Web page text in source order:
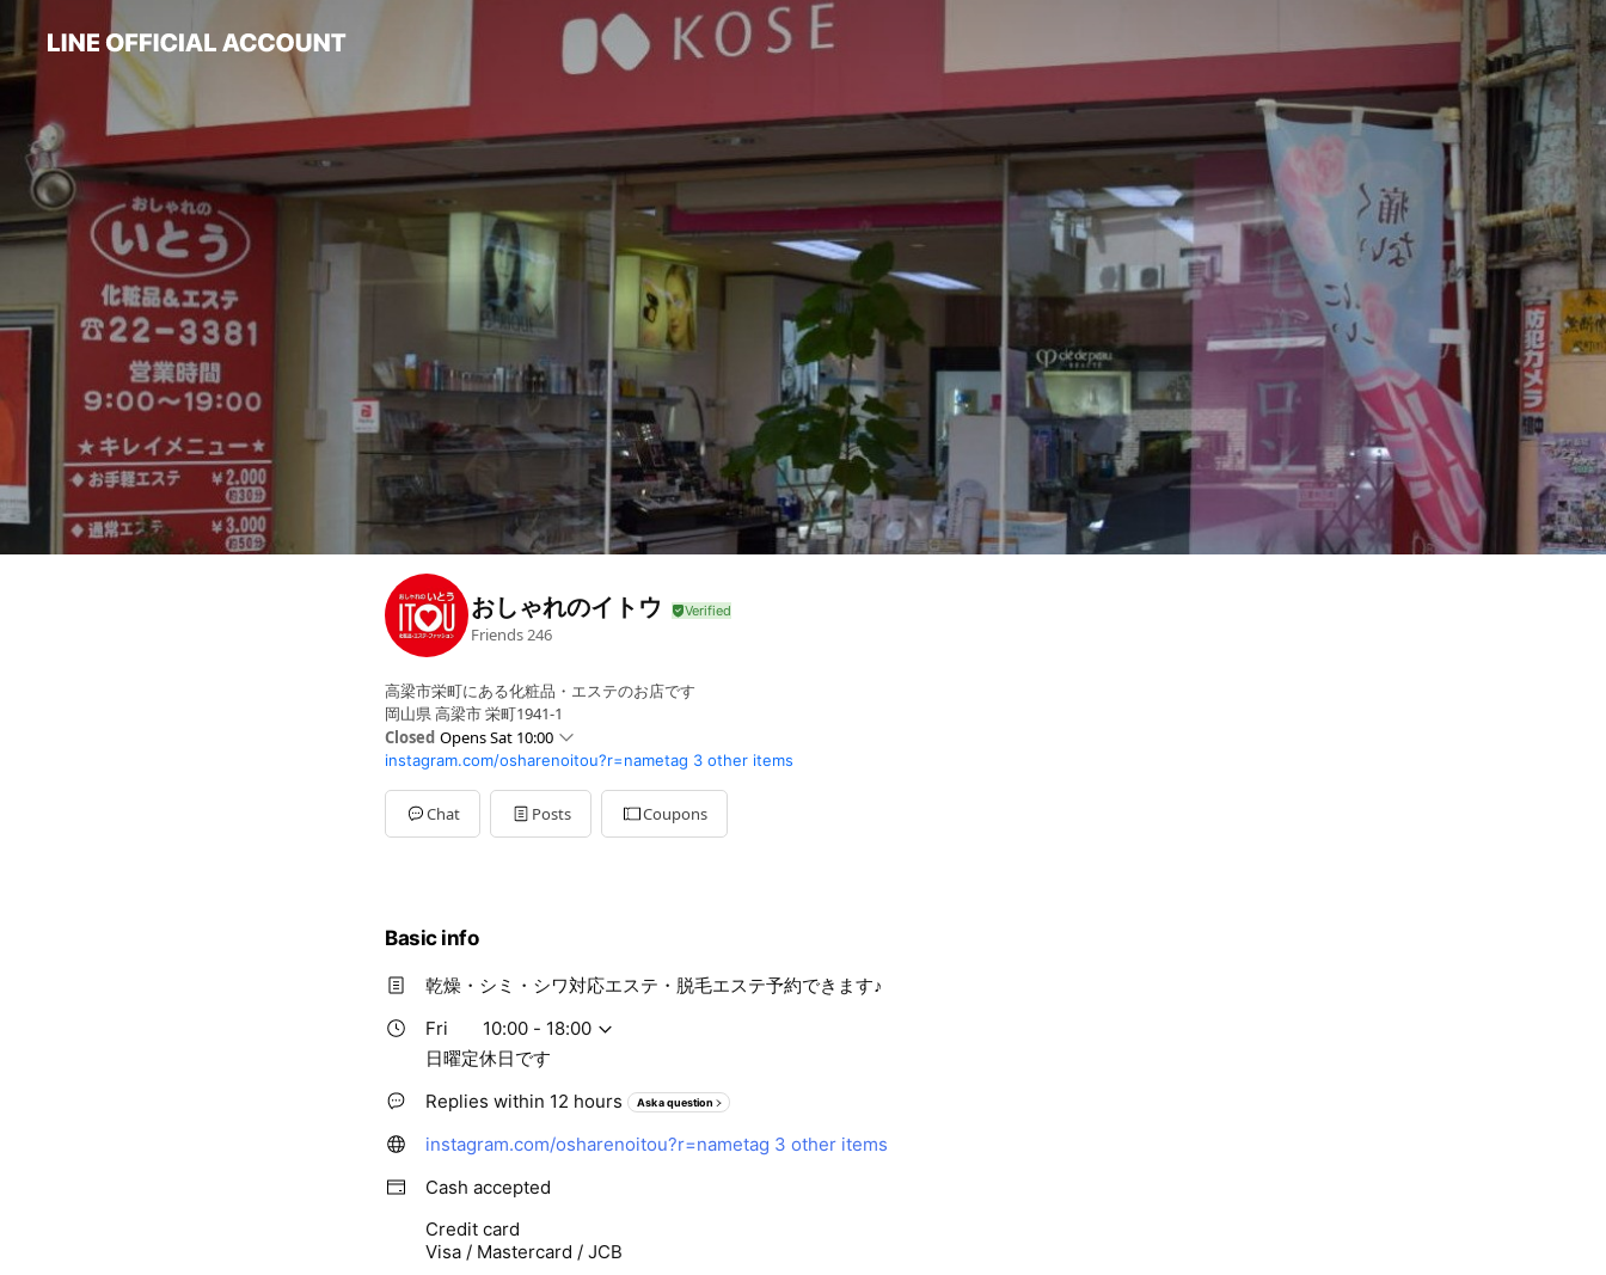
おしゃれのイトウ
Friends 246
高梁市栄町にある化粧品・エステのお店です
岡山県 高梁市 栄町1941-1
Closed Opens Sat 10:00
SunClosed
Mon10:00 - 18:00
Tue10:00 - 18:00
Wed10:00 - 18:00
instagram.com/osharenoitou?r=nametag 3 other items
Chat Posts Coupons
Basic info
乾燥・シミ・シワ対応エステ・脱毛エステ予約できます♪
Fri
10:00 - 18:00
日曜定休日です
Replies within 12 hours
Ask a question
instagram.com/osharenoitou?r=nametag 3 other items
Cash accepted
Credit card
Visa / Mastercard / JCB